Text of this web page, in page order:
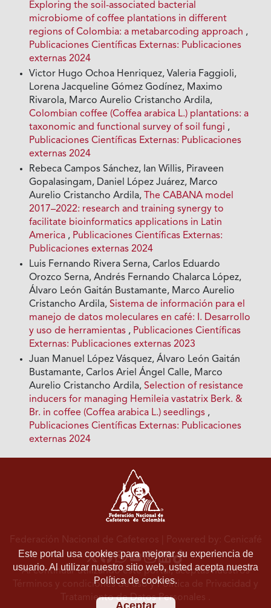
Exploring the soil-associated bacterial
microbiome of coffee plantations in different
regions of Colombia: a metabarcoding approach ,
Publicaciones Científicas Externas: Publicaciones
externas 2024
Victor Hugo Ochoa Henriquez, Valeria Faggioli,
Lorena Jacqueline Gómez Godínez, Maximo
Rivarola, Marco Aurelio Cristancho Ardila,
Colombian coffee (Coffea arabica L.) plantations: a
taxonomic and functional survey of soil fungi ,
Publicaciones Científicas Externas: Publicaciones
externas 2024
Rebeca Campos Sánchez, Ian Willis, Piraveen
Gopalasingam, Daniel López Juárez, Marco
Aurelio Cristancho Ardila, The CABANA model
2017–2022: research and training synergy to
facilitate bioinformatics applications in Latin
America , Publicaciones Científicas Externas:
Publicaciones externas 2024
Luis Fernando Rivera Serna, Carlos Eduardo
Orozco Serna, Andrés Fernando Chalarca López,
Álvaro León Gaitán Bustamante, Marco Aurelio
Cristancho Ardila,Sistema de información para el
manejo de datos moleculares en café: I. Desarrollo
y uso de herramientas , Publicaciones Científicas
Externas: Publicaciones externas 2023
Juan Manuel López Vásquez, Álvaro León Gaitán
Bustamante, Carlos Ariel Ángel Calle, Marco
Aurelio Cristancho Ardila,Selection of resistance
inducers for managing Hemileia vastatrix Berk. &
Br. in coffee (Coffea arabica L.) seedlings ,
Publicaciones Científicas Externas: Publicaciones
externas 2024
Este portal usa cookies para mejorar su experiencia de
usuario. Al utilizar nuestro sitio web, usted acepta nuestra
Política de cookies.
Aceptar
Federación Nacional de Cafeteros | Powered by: Cenicafé
Al continuar utilizando este portal, aceptas nuestros
Términos y condiciones de usoyPolítica de Privacidad y
Tratamiento de Datos Personales